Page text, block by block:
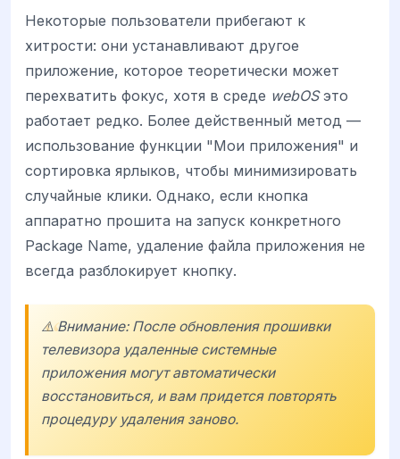
Некоторые пользователи прибегают к
хитрости: они устанавливают другое
приложение, которое теоретически может
перехватить фокус, хотя в среде webOSэто
работает редко. Более действенный метод —
использование функции "Мои приложения" и
сортировка ярлыков, чтобы минимизировать
случайные клики. Однако, если кнопка
аппаратно прошита на запуск конкретного
Package Name, удаление файла приложения не
всегда разблокирует кнопку.
⚠️ Внимание: После обновления прошивки
телевизора удаленные системные
приложения могут автоматически
восстановиться, и вам придется повторять
процедуру удаления заново.